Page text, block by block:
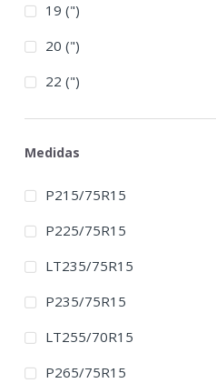
19 (")
20 (")
22 (")
Medidas
P215/75R15
P225/75R15
LT235/75R15
P235/75R15
LT255/70R15
P265/75R15